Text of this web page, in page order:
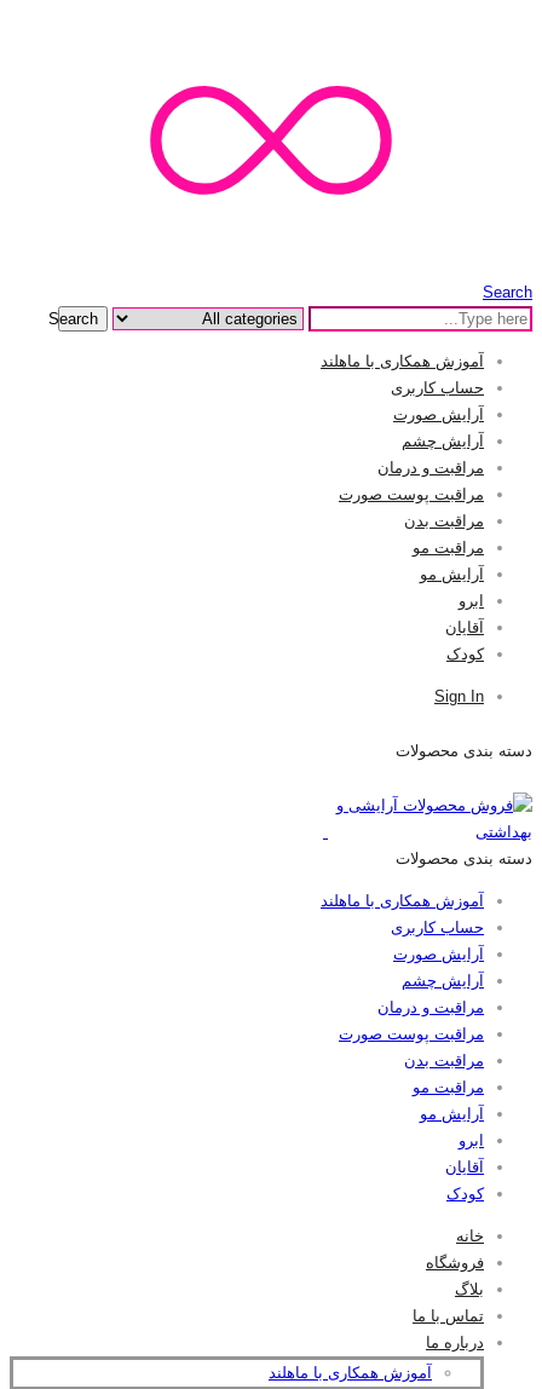
Search
Search
آموزش همکاری با ماهلند
حساب کاربری
آرایش صورت
آرایش چشم
مراقبت و درمان
مراقبت پوست صورت
مراقبت بدن
مراقبت مو
آرایش مو
ابرو
آقایان
کودک
Sign In
دسته بندی محصولات
دسته بندی محصولات
آموزش همکاری با ماهلند
حساب کاربری
آرایش صورت
آرایش چشم
مراقبت و درمان
مراقبت پوست صورت
مراقبت بدن
مراقبت مو
آرایش مو
ابرو
آقایان
کودک
خانه
فروشگاه
بلاگ
تماس با ما
درباره ما
آموزش همکاری با ماهلند